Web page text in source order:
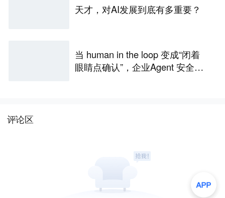
天才，对AI发展到底有多重要？
当 human in the loop 变成“闭着
眼睛点确认”，企业Agent 安全还
评论区